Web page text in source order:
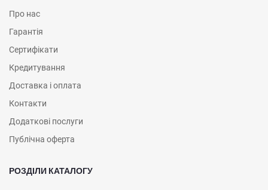
Про нас
Гарантія
Сертифікати
Кредитування
Доставка і оплата
Контакти
Додаткові послуги
Публічна оферта
РОЗДІЛИ КАТАЛОГУ